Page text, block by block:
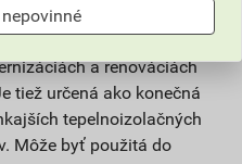
Vhodná na farebné a
nových fasád alebo pri
a renováciách
tiež určená ako konečná
tepelnoizolačných
Môže byť použitá do